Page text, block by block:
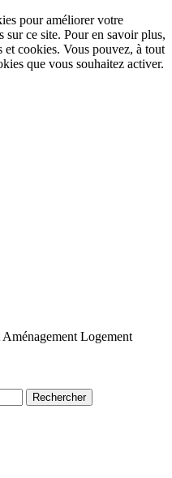
pour améliorer votre
sur ce site. Pour en savoir plus,
et cookies. Vous pouvez, à tout
que vous souhaitez activer.
Logement
Rechercher